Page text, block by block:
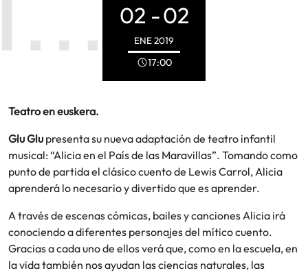
02 -02
ENE2019
17:00
Teatro en euskera.
Glu Glu presenta su nueva adaptación de teatro infantil
musical: “Alicia en el País de las Maravillas”. Tomando como
punto de partida el clásico cuento de Lewis Carrol, Alicia
aprenderá lo necesario y divertido que es aprender.
A través de escenas cómicas, bailes y canciones Alicia irá
conociendo a diferentes personajes del mítico cuento.
Gracias a cada uno de ellos verá que, como en la escuela, en
la vida también nos ayudan las ciencias naturales, las